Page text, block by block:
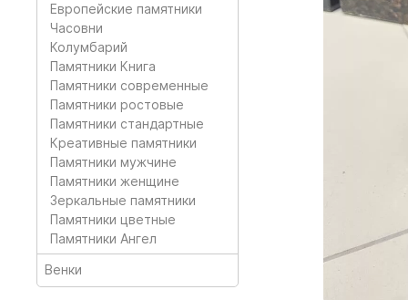
Европейские памятники
Часовни
Колумбарий
Памятники Книга
Памятники современные
Памятники ростовые
Памятники стандартные
Креативные памятники
Памятники мужчине
Памятники женщине
Зеркальные памятники
Памятники цветные
Памятники Ангел
Венки